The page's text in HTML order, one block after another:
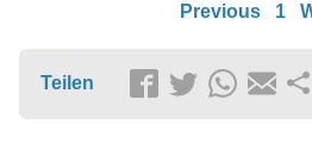
Previous 1
Teilen